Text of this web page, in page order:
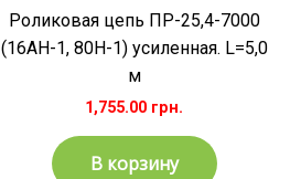
Роликовая цепь ПР-25,4-7000
(16АH-1, 80H-1) усиленная. L=5,0
м
1,755.00 грн.
В корзину